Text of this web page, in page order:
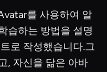
를 사용하여 알
습하는 방법을 설명
로 작성했습니다.그
, 자신을 닮은 아바